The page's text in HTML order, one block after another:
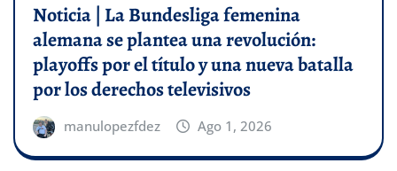
Noticia | La Bundesliga femenina
alemana se plantea una revolución:
playoffs por el título y una nueva batalla
por los derechos televisivos
manulopezfdez Ago 1, 2026